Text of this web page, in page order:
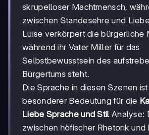
skrupelloser Machtmensch,
zwischen Standesehre und
Luise verkörpert die bürgerliche
während ihr Vater Miller für das
Selbstbewusstsein des
Bürgertums steht.
Die Sprache in diesen Szenen
besonderer Bedeutung für die
Liebe Sprache und Stil Analyse:
zwischen höfischer Rhetorik und